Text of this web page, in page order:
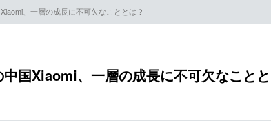
、一層の成長に不可欠なこととは？
国Xiaomi、一層の成長に不可欠なことと